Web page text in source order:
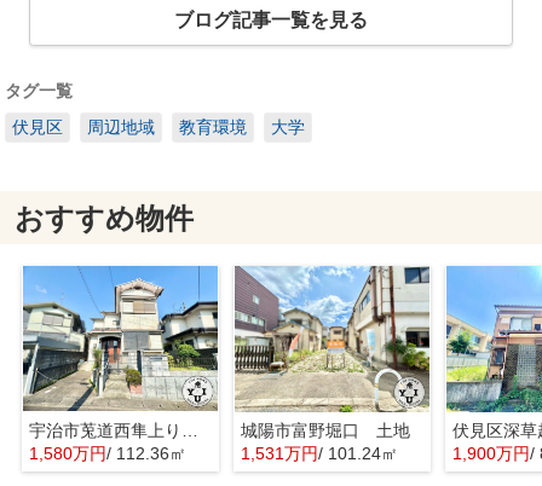
ブログ記事一覧を見る
タグ一覧
伏見区
周辺地域 教育環境 大学
おすすめ物件
1,580万円/ 112.36㎡
城陽市富野堀口 土地
1,531万円/ 101.24㎡ 1,900万円/